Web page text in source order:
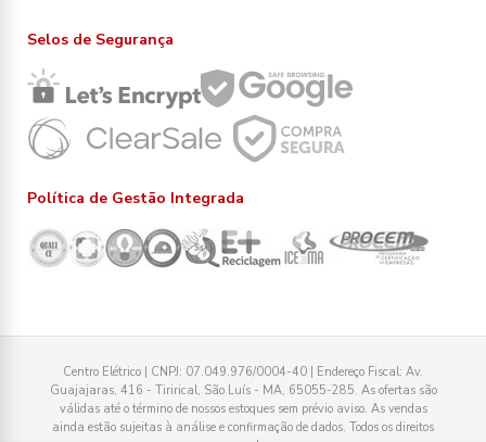
Selos de Segurança
Política de Gestão Integrada
Centro Elétrico | CNPJ: 07.049.976/0004-40 | Endereço Fiscal: Av.
Guajajaras, 416 - Tirirical, São Luís - MA, 65055-285. As ofertas são
válidas até o término de nossos estoques sem prévio aviso. As vendas
ainda estão sujeitas à análise e confirmação de dados. Todos os direitos